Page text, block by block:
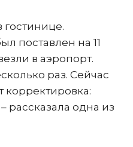
поставлен на 11
в аэропорт.
раз. Сейчас
корректировка:
рассказала одна из